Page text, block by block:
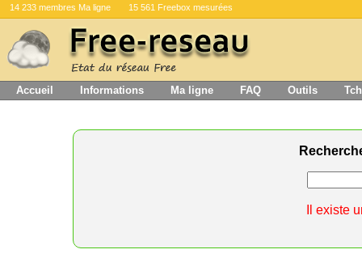
14 233 membres Ma ligne 15 561 Freebox mesurées
Accueil Informations Ma ligne FAQ Outils
Il existe